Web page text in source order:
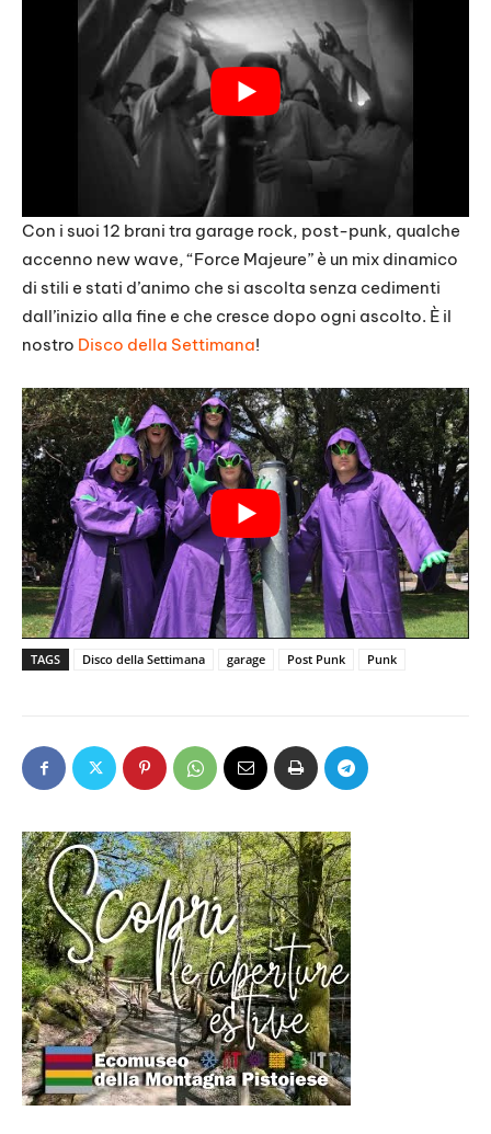
Con i suoi 12 brani tra garage rock, post-punk, qualche
accenno new wave, “Force Majeure” è un mix dinamico
di stili e stati d’animo che si ascolta senza cedimenti
dall’inizio alla fine e che cresce dopo ogni ascolto. È il
nostro Disco della Settimana!
TAGS Disco della Settimana garage Post Punk Punk